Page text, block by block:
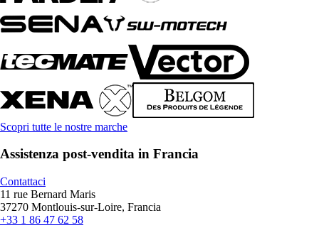
Scopri tutte le nostre marche
Assistenza post-vendita in Francia
Contattaci
11 rue Bernard Maris
37270 Montlouis-sur-Loire, Francia
+33 1 86 47 62 58